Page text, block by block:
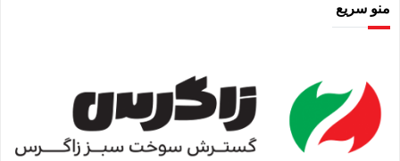
منو سریع